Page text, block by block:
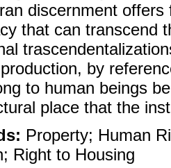
discernment
that can transcend
by
to human beings
place that the
Property; Human
Right to Housing